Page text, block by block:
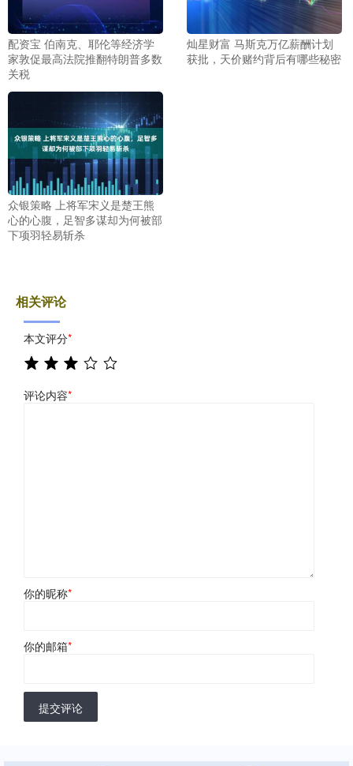
配资宝 伯南克、耶伦等经济学
家敦促最高法院推翻特朗普多数
关税
灿星财富 马斯克万亿薪酬计划
获批，天价赌约背后有哪些秘密
众银策略 上将军宋义是楚王熊
心的心腹，足智多谋却为何被部
下项羽轻易斩杀
相关评论
本文评分*
评论内容*
你的昵称*
你的邮箱*
提交评论